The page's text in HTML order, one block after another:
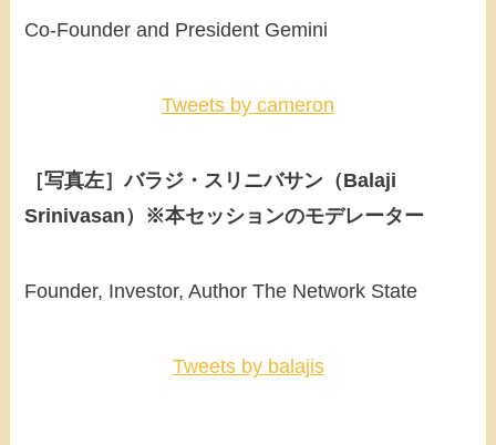
Co-Founder and President Gemini
Tweets by cameron
［写真左］バラジ・スリニバサン（Balaji
Srinivasan）※本セッションのモデレーター
Founder, Investor, Author The Network State
Tweets by balajis